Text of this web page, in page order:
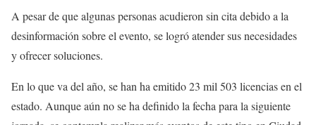
A pesar de que algunas personas acudieron sin cita debido a la
desinformación sobre el evento, se logró atender sus necesidades
y ofrecer soluciones.
En lo que va del año, se han ha emitido 23 mil 503 licencias en el
estado. Aunque aún no se ha definido la fecha para la siguiente